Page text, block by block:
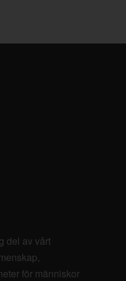
del av vårt
för människor